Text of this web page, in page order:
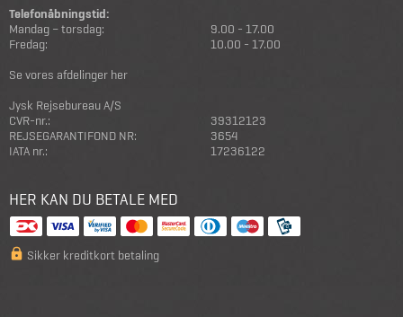
Telefonåbningstid:
Mandag – torsdag:
9.00 - 17.00
Fredag:
10.00 - 17.00
Se vores afdelinger her
Jysk Rejsebureau A/S
CVR-nr.:
39312123
REJSEGARANTIFOND NR:
3654
IATA nr.:
17236122
HER KAN DU BETALE MED
Sikker kreditkort betaling